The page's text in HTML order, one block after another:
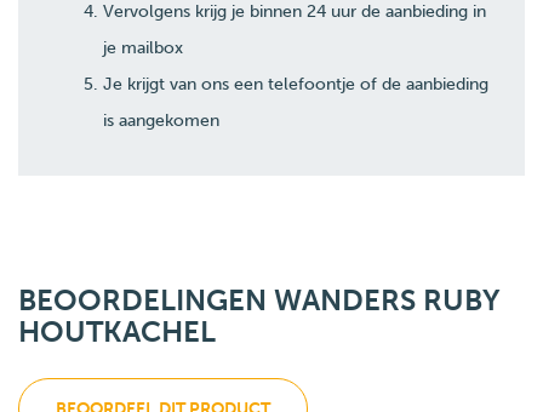
Vervolgens krijg je binnen 24 uur de aanbieding in
je mailbox
Je krijgt van ons een telefoontje of de aanbieding
is aangekomen
BEOORDELINGEN WANDERS RUBY
HOUTKACHEL